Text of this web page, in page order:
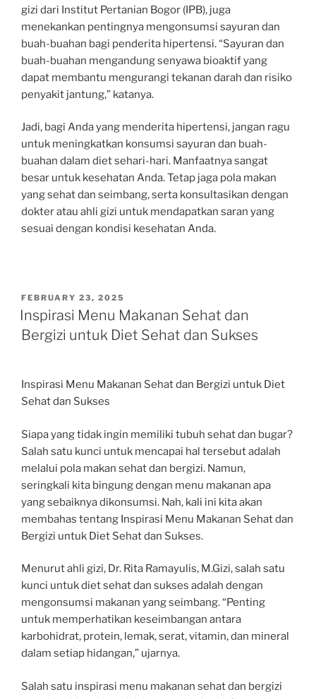
gizi dari Institut Pertanian Bogor (IPB), juga
menekankan pentingnya mengonsumsi sayuran dan
buah-buahan bagi penderita hipertensi. “Sayuran dan
buah-buahan mengandung senyawa bioaktif yang
dapat membantu mengurangi tekanan darah dan risiko
penyakit jantung,” katanya.
Jadi, bagi Anda yang menderita hipertensi, jangan ragu
untuk meningkatkan konsumsi sayuran dan buah-
buahan dalam diet sehari-hari. Manfaatnya sangat
besar untuk kesehatan Anda. Tetap jaga pola makan
yang sehat dan seimbang, serta konsultasikan dengan
dokter atau ahli gizi untuk mendapatkan saran yang
sesuai dengan kondisi kesehatan Anda.
POSTED
ON
FEBRUARY 23, 2025
Inspirasi Menu Makanan Sehat dan
Bergizi untuk Diet Sehat dan Sukses
Inspirasi Menu Makanan Sehat dan Bergizi untuk Diet
Sehat dan Sukses
Siapa yang tidak ingin memiliki tubuh sehat dan bugar?
Salah satu kunci untuk mencapai hal tersebut adalah
melalui pola makan sehat dan bergizi. Namun,
seringkali kita bingung dengan menu makanan apa
yang sebaiknya dikonsumsi. Nah, kali ini kita akan
membahas tentang Inspirasi Menu Makanan Sehat dan
Bergizi untuk Diet Sehat dan Sukses.
Menurut ahli gizi, Dr. Rita Ramayulis, M.Gizi, salah satu
kunci untuk diet sehat dan sukses adalah dengan
mengonsumsi makanan yang seimbang. “Penting
untuk memperhatikan keseimbangan antara
karbohidrat, protein, lemak, serat, vitamin, dan mineral
dalam setiap hidangan,” ujarnya.
Salah satu inspirasi menu makanan sehat dan bergizi